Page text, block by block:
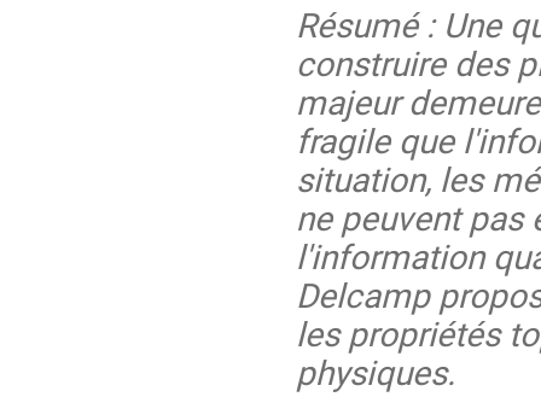
Résumé : Une
construire des
majeur
fragile que
situation, les
ne peuvent
l'information
Delcamp
les propriétés
physiques.